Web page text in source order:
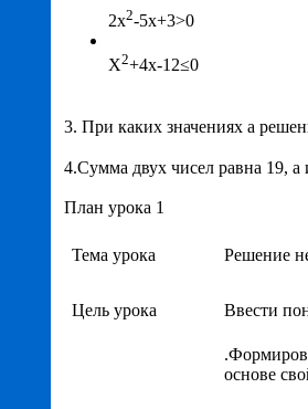
2x2-5x+3>0
X2+4x-12≤0
3. При каких значениях а
4.Сумма двух чисел равна 19,
План урока 1
Тема урока Решение
Цель урока Ввести
основе